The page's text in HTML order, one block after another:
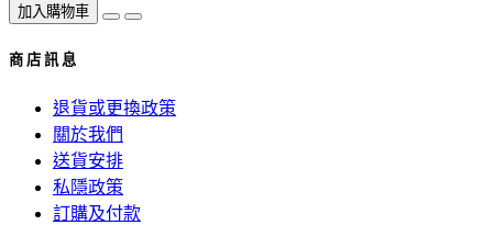
加入購物車
商 店 訊 息
退貨或更換政策
關於我們
送貨安排
私隱政策
訂購及付款